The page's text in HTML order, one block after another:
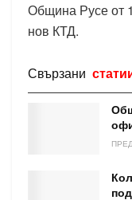
Община Русе от
нов КТД.
Свързани